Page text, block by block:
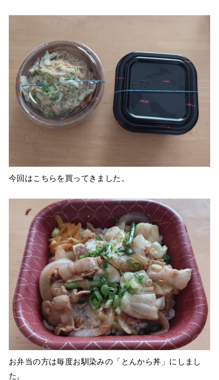
今回はこちらを買ってきました。
お弁当の方は毎度お馴染みの「とんから丼」にしまし
た。